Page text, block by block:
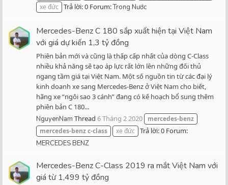
xe đức
Trả lời: 0 Forum:Trong Nước
Mercedes-Benz C 180 sắp xuất hiện tại Việt Nam
với giá dự kiến 1,3 tỷ đồng
Phiên bản mới và cũng là thấp cấp nhất của dòng C-Class
nhiều khả năng sẽ tạo áp lực rất lớn lên những đối thủ
ngang tầm giá tại Việt Nam. Một số nguồn tin từ các đại lý
kinh doanh xe sang Mercedes-Benz ở Việt Nam cho biết,
hãng xe “ngôi sao 3 cánh” đang có kế hoạch bổ sung thêm
phiên bản C 180...
NguyenNam Thread 6 Tháng 2 2020
mercedes-benz
mercedes-benzc-class xe đức Trả lời: 0 Forum:
MERCEDES BENZ
Mercedes-Benz C-Class 2019 ra mắt Việt Nam với
giá từ 1,499 tỷ đồng